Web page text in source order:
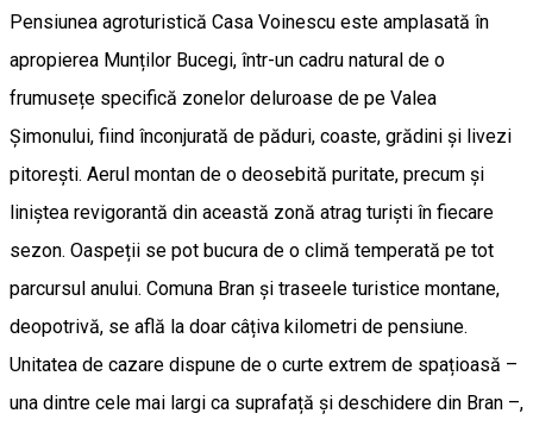
Pensiunea agroturistică Casa Voinescu este amplasată în
apropierea Munților Bucegi, într-un cadru natural de o
frumusețe specifică zonelor deluroase de pe Valea
Șimonului, fiind înconjurată de păduri, coaste, grădini și livezi
pitorești. Aerul montan de o deosebită puritate, precum și
liniștea revigorantă din această zonă atrag turiști în fiecare
sezon. Oaspeții se pot bucura de o climă temperată pe tot
parcursul anului. Comuna Bran și traseele turistice montane,
deopotrivă, se află la doar câțiva kilometri de pensiune.
Unitatea de cazare dispune de o curte extrem de spațioasă –
una dintre cele mai largi ca suprafață și deschidere din Bran –,